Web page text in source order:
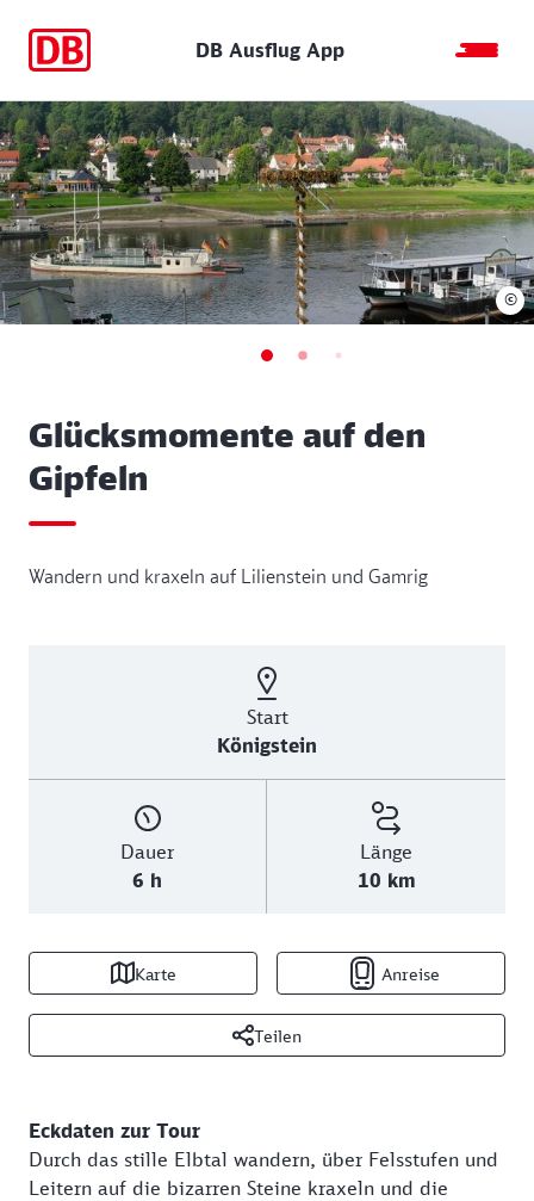
DB Ausflug App
Glücksmomente auf den
Gipfeln
Wandern und kraxeln auf Lilienstein und Gamrig
Start
Königstein
Dauer
6 h
Länge
10 km
Karte Anreise
Teilen
©
Eckdaten zur Tour
Durch das stille Elbtal wandern, über Felsstufen und
Leitern auf die bizarren Steine kraxeln und die